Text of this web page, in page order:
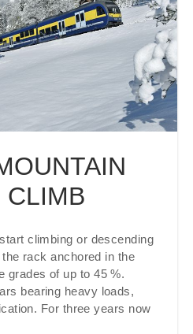
CLIMB
climbing or descending
rack anchored in the
grades of up to 45 %.
bearing heavy loads,
For three years now